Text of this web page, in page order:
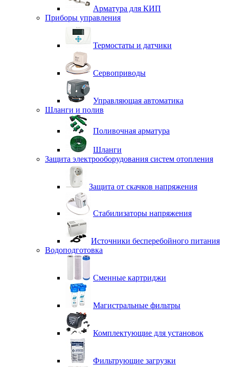
Арматура для КИП
Приборы управления
Термостаты и датчики
Сервоприводы
Управляющая автоматика
Шланги и полив
Поливочная арматура
Шланги
Защита электрооборудования систем отопления
Защита от скачков напряжения
Стабилизаторы напряжения
Источники бесперебойного питания
Водоподготовка
Сменные картриджи
Магистральные фильтры
Комплектующие для установок
Фильтрующие загрузки